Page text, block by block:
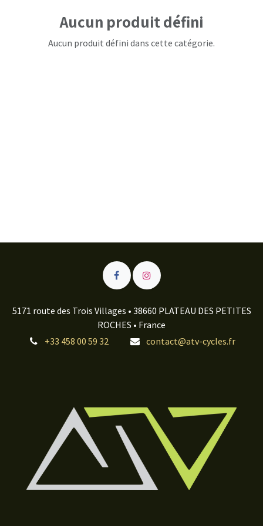
Aucun produit défini
Aucun produit défini dans cette catégorie.
5171 route des Trois Villages • 38660 PLATEAU DES PETITES
ROCHES • France
+33 458 00 59 32
contact@atv-cycles.fr